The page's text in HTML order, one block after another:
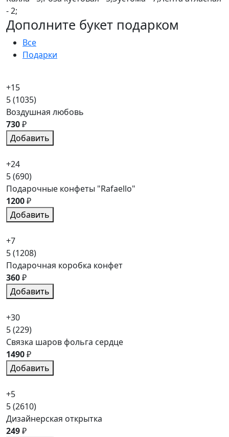
- 2;
Дополните букет подарком
Все
Подарки
+15
5(1035)
Воздушная любовь
730₽
Добавить
+24
5(690)
Подарочные конфеты "Rafaello"
1200₽
Добавить
+7
5(1208)
Подарочная коробка конфет
360₽
Добавить
+30
5(229)
Связка шаров фольга сердце
1490₽
Добавить
+5
5(2610)
Дизайнерская открытка
249₽